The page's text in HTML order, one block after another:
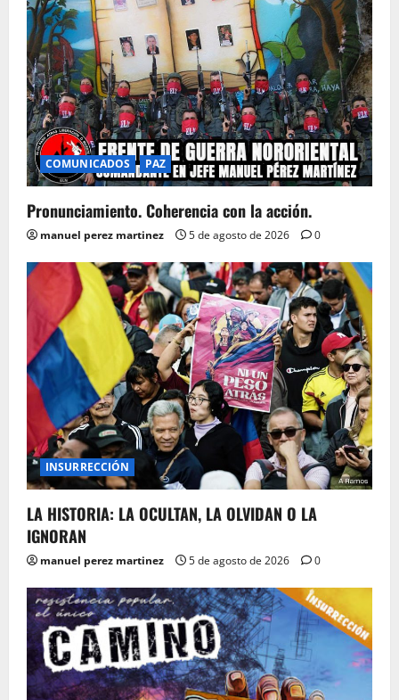
COMUNICADOS PAZ
Pronunciamiento. Coherencia con la acción.
manuel perez martinez 5 de agosto de 2026 0
INSURRECCIÓN
LA HISTORIA: LA OCULTAN, LA OLVIDAN O LA
IGNORAN
manuel perez martinez 5 de agosto de 2026 0